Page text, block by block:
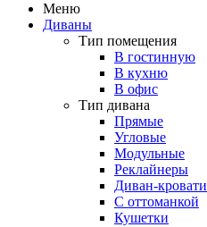
Меню
Диваны
Тип помещения
В гостинную
В кухню
В офис
Тип дивана
Прямые
Угловые
Модульные
Реклайнеры
Диван-кровати
С оттоманкой
Кушетки